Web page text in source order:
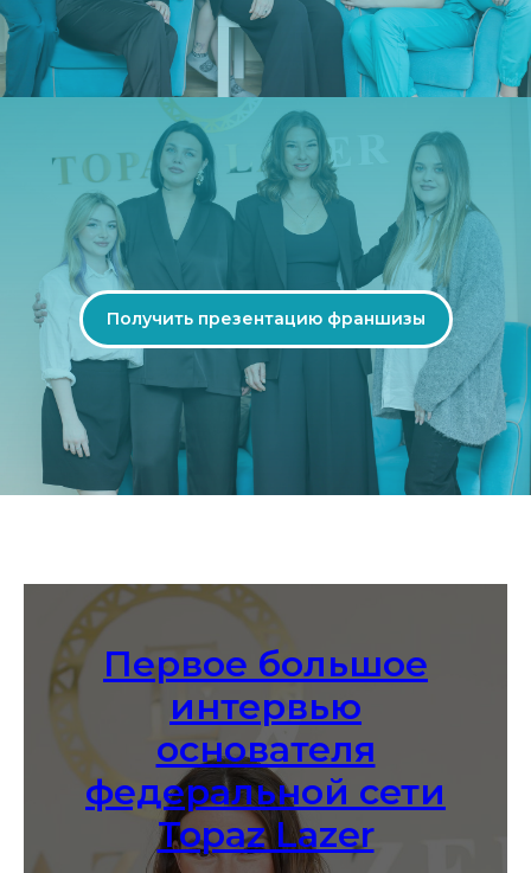
Получить презентацию франшизы
Первое большое
интервью
основателя
федеральной сети
Topaz Lazer